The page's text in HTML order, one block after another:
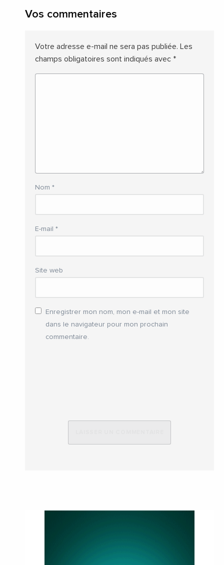
Vos commentaires
Votre adresse e-mail ne sera pas publiée. Les
champs obligatoires sont indiqués avec *
Nom *
E-mail *
Site web
Enregistrer mon nom, mon e-mail et mon site
dans le navigateur pour mon prochain
commentaire.